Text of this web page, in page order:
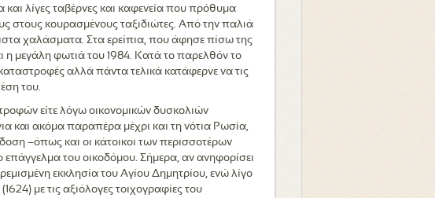
και λίγες ταβέρνες και καφενεία που πρόθυμα
στους κουρασμένους ταξιδιώτες. Από την παλιά
χαλάσματα. Στα ερείπια, που άφησε πίσω της
η μεγάλη φωτιά του 1984. Κατά το παρελθόν το
αλλά πάντα τελικά κατάφερνε να τις
του.
είτε λόγω οικονομικών δυσκολιών
και ακόμα παραπέρα μέχρι και τη νότια Ρωσία,
–όπως και οι κάτοικοι των περισσοτέρων
του οικοδόμου. Σήμερα, αν ανηφορίσει
εκκλησία του Αγίου Δημητρίου, ενώ λίγο
με τις αξιόλογες τοιχογραφίες του